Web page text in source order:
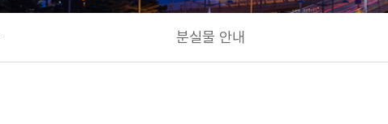
분실물 안내